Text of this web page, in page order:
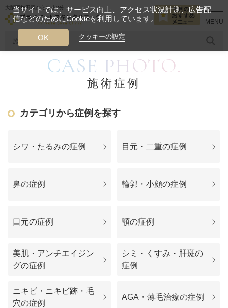
大阪西梅田駅から徒歩2分
糸リフト ヒアルロン酸 リジュランアイ
当クリニック月替わりのおすすめのメニュー
プライベートスキンクリニックが
施術症例
初めての方へ
施術症例 立体感のある唇
CASE PHOTO.
施術症例
カテゴリから症例を探す
シワ・たるみの症例 目元・二重の症例
鼻の症例 輪郭・小顔の症例
口元の症例 顎の症例
美肌・アンチエイジン
グの症例
シミ・くすみ・肝斑の
症例
ニキビ・ニキビ跡・毛
穴の症例
AGA・薄毛治療の症例
当サイトでは、サービス向上、アクセス状況計測、広告配
信などのためにCookieを利用しています。
クッキーの設定
OK